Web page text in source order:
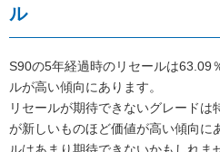
ル
S90の5年経過時のリセールは63.09
ルが高い傾向にあります。
リセールが期待できないグレード
が新しいものほど価値が高い傾向に